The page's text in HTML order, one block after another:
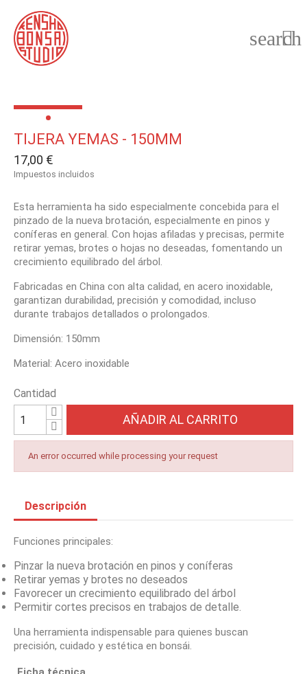

search
TIJERA YEMAS - 150MM
17,00 €
Impuestos incluidos
Esta herramienta ha sido especialmente concebida para el
pinzado de la nueva brotación, especialmente en pinos y
coníferas en general. Con hojas afiladas y precisas, permite
retirar yemas, brotes o hojas no deseadas, fomentando un
crecimiento equilibrado del árbol.
Fabricadas en China con alta calidad, en acero inoxidable,
garantizan durabilidad, precisión y comodidad, incluso
durante trabajos detallados o prolongados.
Dimensión: 150mm
Material: Acero inoxidable
Cantidad
AÑADIR AL CARRITO
An error occurred while processing your request
Descripción
Funciones principales:
Pinzar la nueva brotación en pinos y coníferas
Retirar yemas y brotes no deseados
Favorecer un crecimiento equilibrado del árbol
Permitir cortes precisos en trabajos de detalle.
Una herramienta indispensable para quienes buscan
precisión, cuidado y estética en bonsái.